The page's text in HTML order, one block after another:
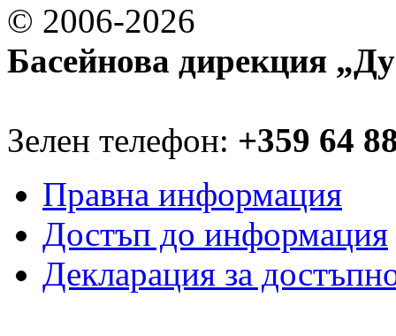
© 2006-2026
Басейнова дирекция
Зелен телефон: +359 64
Правна информация
Достъп до информация
Декларация за